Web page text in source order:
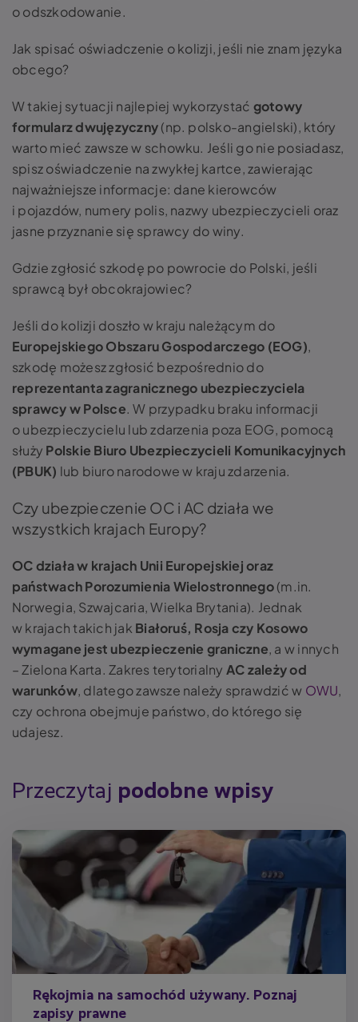
o odszkodowanie.
Jak spisać oświadczenie o kolizji, jeśli nie znam języka
obcego?
W takiej sytuacji najlepiej wykorzystać gotowy
formularz dwujęzyczny(np. polsko-angielski), który
warto mieć zawsze w schowku. Jeśli go nie posiadasz,
spisz oświadczenie na zwykłej kartce, zawierając
najważniejsze informacje: dane kierowców
i pojazdów, numery polis, nazwy ubezpieczycieli oraz
jasne przyznanie się sprawcy do winy.
Gdzie zgłosić szkodę po powrocie do Polski, jeśli
sprawcą był obcokrajowiec?
Jeśli do kolizji doszło w kraju należącym do
Europejskiego Obszaru Gospodarczego (EOG),
szkodę możesz zgłosić bezpośrednio do
reprezentanta zagranicznego ubezpieczyciela
sprawcy w Polsce. W przypadku braku informacji
o ubezpieczycielu lub zdarzenia poza EOG, pomocą
służy Polskie Biuro Ubezpieczycieli Komunikacyjnych
(PBUK) lub biuro narodowe w kraju zdarzenia.
Czy ubezpieczenie OC i AC działa we
wszystkich krajach Europy?
OC działa w krajach Unii Europejskiej oraz
państwach Porozumienia Wielostronnego(m.in.
Norwegia, Szwajcaria, Wielka Brytania). Jednak
w krajach takich jak Białoruś, Rosja czy Kosowo
wymagane jest ubezpieczenie graniczne, a w innych
– Zielona Karta. Zakres terytorialny AC zależy od
warunków, dlatego zawsze należy sprawdzić w OWU,
czy ochrona obejmuje państwo, do którego się
udajesz.
Przeczytaj podobne wpisy
Rękojmia na samochód używany. Poznaj
zapisy prawne